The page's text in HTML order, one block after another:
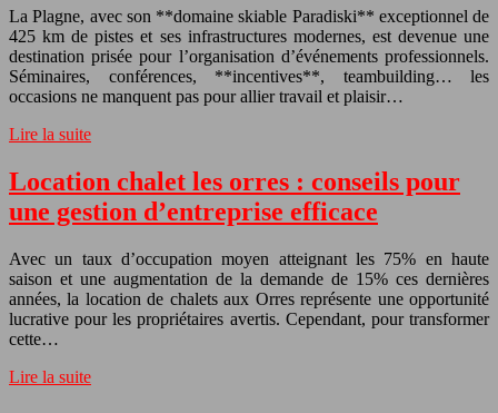
La Plagne, avec son **domaine skiable Paradiski** exceptionnel de
425 km de pistes et ses infrastructures modernes, est devenue une
destination prisée pour l’organisation d’événements professionnels.
Séminaires, conférences, **incentives**, teambuilding… les
occasions ne manquent pas pour allier travail et plaisir…
Lire la suite
Location chalet les orres : conseils pour
une gestion d’entreprise efficace
Avec un taux d’occupation moyen atteignant les 75% en haute
saison et une augmentation de la demande de 15% ces dernières
années, la location de chalets aux Orres représente une opportunité
lucrative pour les propriétaires avertis. Cependant, pour transformer
cette…
Lire la suite